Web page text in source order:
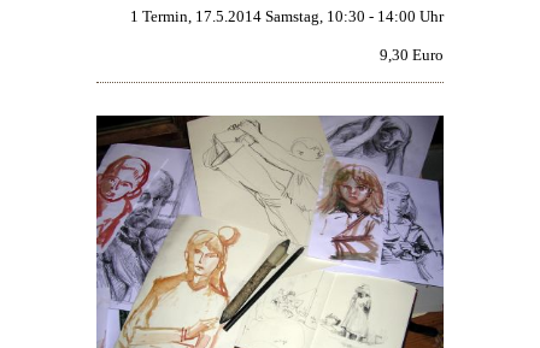
1 Termin, 17.5.2014 Samstag, 10:30 - 14:00 Uhr
9,30 Euro